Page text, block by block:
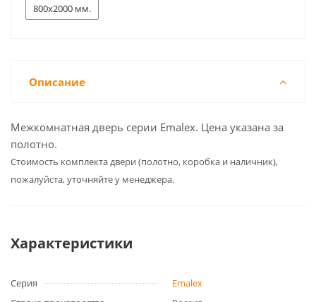
800x2000 мм.
Описание
Межкомнатная дверь серии Emalex. Цена указана за
полотно.
Cтоимость комплекта двери (полотно, коробка и наличник),
пожалуйста, уточняйте у менеджера.
Характеристики
Серия
Emalex